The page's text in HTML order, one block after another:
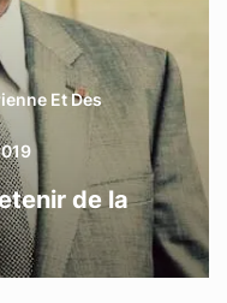
Et Des
de la